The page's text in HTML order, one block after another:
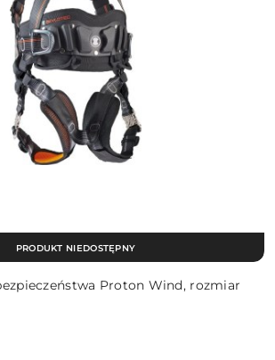
Proton Wind, rozmiar
PRODUKT NIEDOSTĘPNY